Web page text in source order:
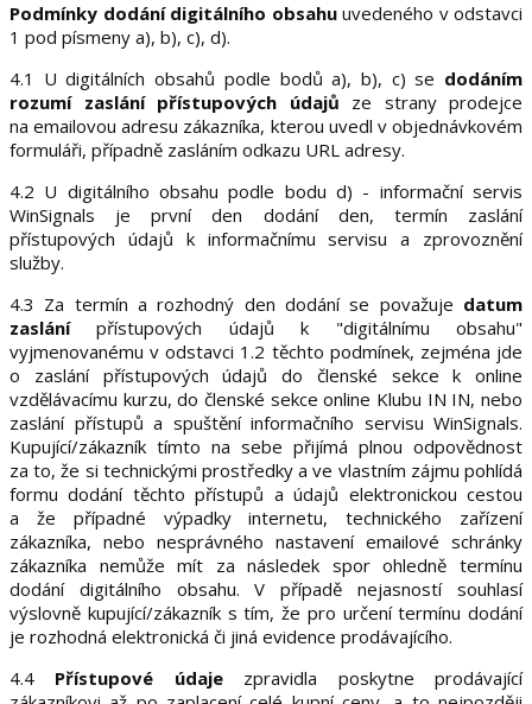
Podmínky dodání digitálního obsahuuvedeného v odstavci
1 pod písmeny a), b), c), d).
4.1 U digitálních obsahů podle bodů a), b), c) se dodáním
rozumí zaslání přístupových údajů ze strany prodejce
na emailovou adresu zákazníka, kterou uvedl v objednávkovém
formuláři, případně zasláním odkazu URL adresy.
4.2 U digitálního obsahu podle bodu d) - informační servis
WinSignals je první den dodání den, termín zaslání
přístupových údajů k informačnímu servisu a zprovoznění
služby.
4.3 Za termín a rozhodný den dodání se považuje datum
zaslánípřístupových údajů k "digitálnímu obsahu"
vyjmenovanému v odstavci 1.2 těchto podmínek, zejména jde
o zaslání přístupových údajů do členské sekce k online
vzdělávacímu kurzu, do členské sekce online Klubu IN IN, nebo
zaslání přístupů a spuštění informačního servisu WinSignals.
Kupující/zákazník tímto na sebe přijímá plnou odpovědnost
za to, že si technickými prostředky a ve vlastním zájmu pohlídá
formu dodání těchto přístupů a údajů elektronickou cestou
a že případné výpadky internetu, technického zařízení
zákazníka, nebo nesprávného nastavení emailové schránky
zákazníka nemůže mít za následek spor ohledně termínu
dodání digitálního obsahu. V případě nejasností souhlasí
výslovně kupující/zákazník s tím, že pro určení termínu dodání
je rozhodná elektronická či jiná evidence prodávajícího.
4.4 Přístupové údaje zpravidla poskytne prodávající